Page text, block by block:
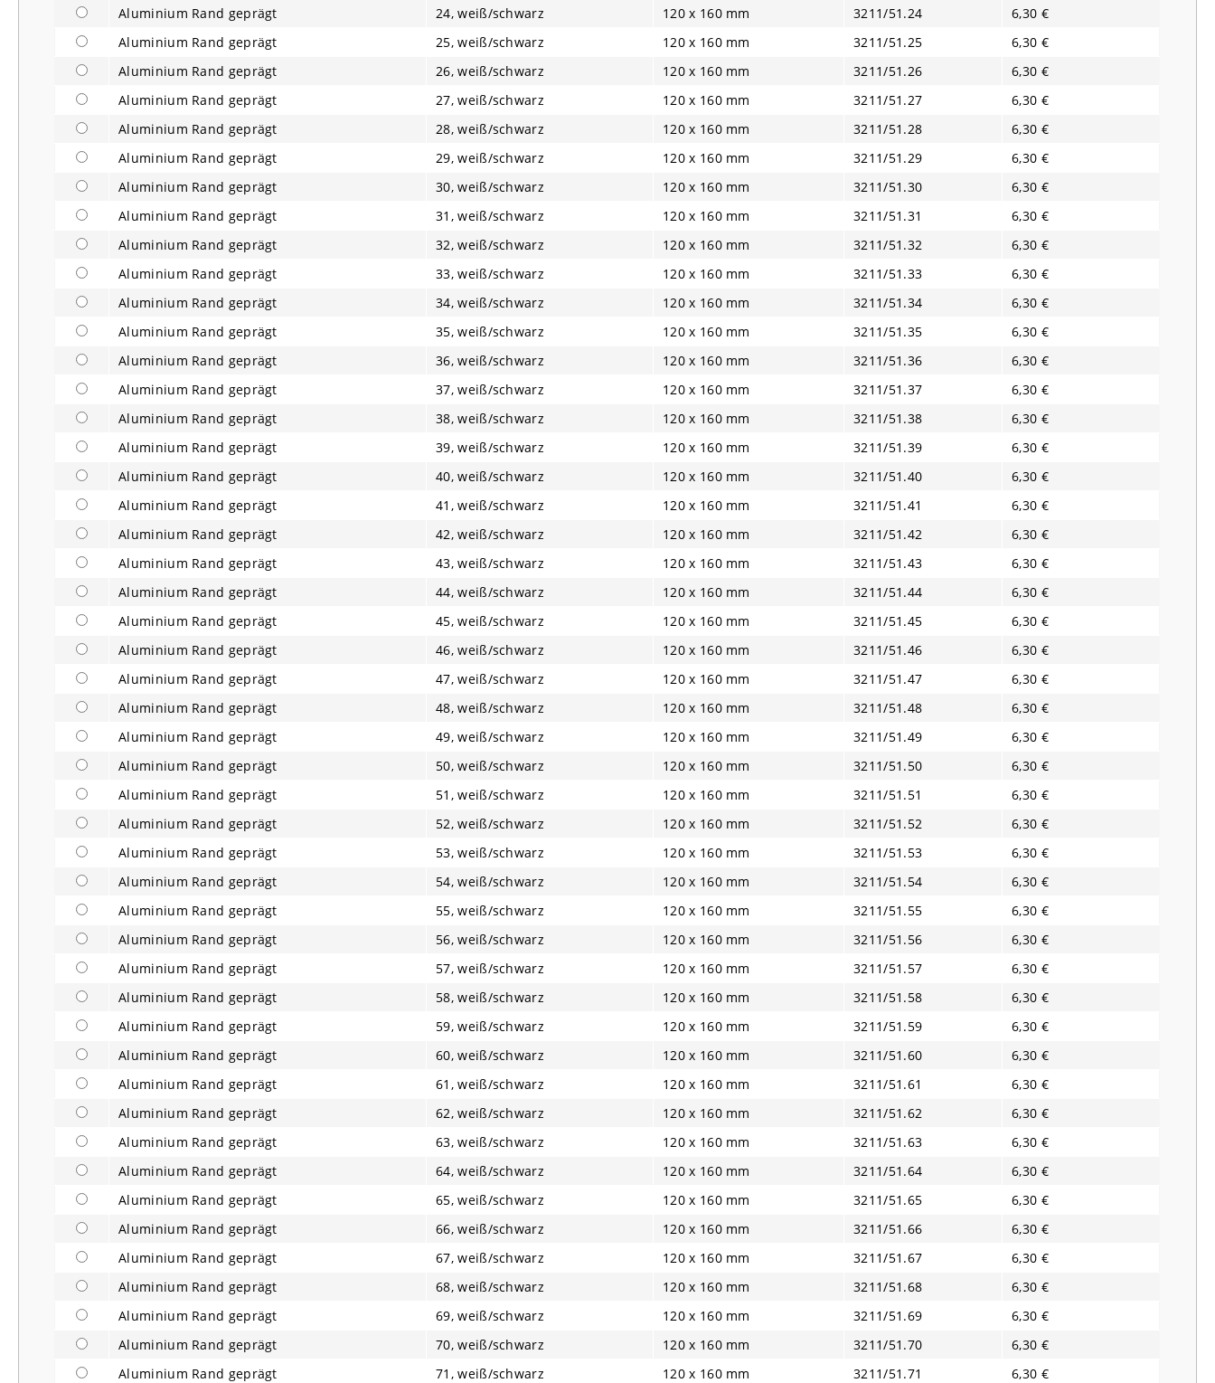
Aluminium Rand geprägt
24, weiß/schwarz 120 x 160 mm 3211/51.24
6,30 €
Aluminium Rand geprägt
25, weiß/schwarz 120 x 160 mm 3211/51.25
6,30 €
Aluminium Rand geprägt
26, weiß/schwarz 120 x 160 mm 3211/51.26
6,30 €
Aluminium Rand geprägt
27, weiß/schwarz 120 x 160 mm 3211/51.27
6,30 €
Aluminium Rand geprägt
28, weiß/schwarz 120 x 160 mm 3211/51.28
6,30 €
Aluminium Rand geprägt
29, weiß/schwarz 120 x 160 mm 3211/51.29
6,30 €
Aluminium Rand geprägt
30, weiß/schwarz 120 x 160 mm 3211/51.30
6,30 €
Aluminium Rand geprägt
31, weiß/schwarz 120 x 160 mm 3211/51.31
6,30 €
Aluminium Rand geprägt
32, weiß/schwarz 120 x 160 mm 3211/51.32
6,30 €
Aluminium Rand geprägt
33, weiß/schwarz 120 x 160 mm 3211/51.33
6,30 €
Aluminium Rand geprägt
34, weiß/schwarz 120 x 160 mm 3211/51.34
6,30 €
Aluminium Rand geprägt
35, weiß/schwarz 120 x 160 mm 3211/51.35
6,30 €
Aluminium Rand geprägt
36, weiß/schwarz 120 x 160 mm 3211/51.36
6,30 €
Aluminium Rand geprägt
37, weiß/schwarz 120 x 160 mm 3211/51.37
6,30 €
Aluminium Rand geprägt
38, weiß/schwarz 120 x 160 mm 3211/51.38
6,30 €
Aluminium Rand geprägt
39, weiß/schwarz 120 x 160 mm 3211/51.39
6,30 €
Aluminium Rand geprägt
40, weiß/schwarz 120 x 160 mm 3211/51.40
6,30 €
Aluminium Rand geprägt
41, weiß/schwarz 120 x 160 mm 3211/51.41
6,30 €
Aluminium Rand geprägt
42, weiß/schwarz 120 x 160 mm 3211/51.42
6,30 €
Aluminium Rand geprägt
43, weiß/schwarz 120 x 160 mm 3211/51.43
6,30 €
Aluminium Rand geprägt
44, weiß/schwarz 120 x 160 mm 3211/51.44
6,30 €
Aluminium Rand geprägt
45, weiß/schwarz 120 x 160 mm 3211/51.45
6,30 €
Aluminium Rand geprägt
46, weiß/schwarz 120 x 160 mm 3211/51.46
6,30 €
Aluminium Rand geprägt
47, weiß/schwarz 120 x 160 mm 3211/51.47
6,30 €
Aluminium Rand geprägt
48, weiß/schwarz 120 x 160 mm 3211/51.48
6,30 €
Aluminium Rand geprägt
49, weiß/schwarz 120 x 160 mm 3211/51.49
6,30 €
Aluminium Rand geprägt
50, weiß/schwarz 120 x 160 mm 3211/51.50
6,30 €
Aluminium Rand geprägt
51, weiß/schwarz 120 x 160 mm 3211/51.51
6,30 €
Aluminium Rand geprägt
52, weiß/schwarz 120 x 160 mm 3211/51.52
6,30 €
Aluminium Rand geprägt
53, weiß/schwarz 120 x 160 mm 3211/51.53
6,30 €
Aluminium Rand geprägt
54, weiß/schwarz 120 x 160 mm 3211/51.54
6,30 €
Aluminium Rand geprägt
55, weiß/schwarz 120 x 160 mm 3211/51.55
6,30 €
Aluminium Rand geprägt
56, weiß/schwarz 120 x 160 mm 3211/51.56
6,30 €
Aluminium Rand geprägt
57, weiß/schwarz 120 x 160 mm 3211/51.57
6,30 €
Aluminium Rand geprägt
58, weiß/schwarz 120 x 160 mm 3211/51.58
6,30 €
Aluminium Rand geprägt
59, weiß/schwarz 120 x 160 mm 3211/51.59
6,30 €
Aluminium Rand geprägt
60, weiß/schwarz 120 x 160 mm 3211/51.60
6,30 €
Aluminium Rand geprägt
61, weiß/schwarz 120 x 160 mm 3211/51.61
6,30 €
Aluminium Rand geprägt
62, weiß/schwarz 120 x 160 mm 3211/51.62
6,30 €
Aluminium Rand geprägt
63, weiß/schwarz 120 x 160 mm 3211/51.63
6,30 €
Aluminium Rand geprägt
64, weiß/schwarz 120 x 160 mm 3211/51.64
6,30 €
Aluminium Rand geprägt
65, weiß/schwarz 120 x 160 mm 3211/51.65
6,30 €
Aluminium Rand geprägt
66, weiß/schwarz 120 x 160 mm 3211/51.66
6,30 €
Aluminium Rand geprägt
67, weiß/schwarz 120 x 160 mm 3211/51.67
6,30 €
Aluminium Rand geprägt
68, weiß/schwarz 120 x 160 mm 3211/51.68
6,30 €
Aluminium Rand geprägt
69, weiß/schwarz 120 x 160 mm 3211/51.69
6,30 €
Aluminium Rand geprägt
70, weiß/schwarz 120 x 160 mm 3211/51.70
6,30 €
Aluminium Rand geprägt
71, weiß/schwarz 120 x 160 mm 3211/51.71
6,30 €